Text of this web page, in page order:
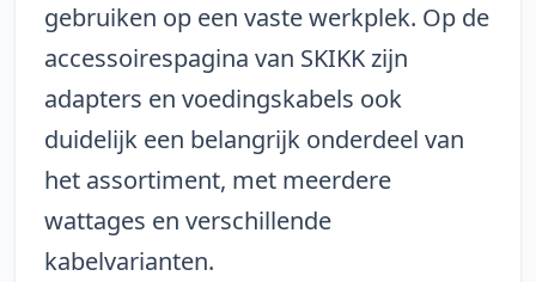
gebruiken op een vaste werkplek. Op de
accessoirespagina van SKIKK zijn
adapters en voedingskabels ook
duidelijk een belangrijk onderdeel van
het assortiment, met meerdere
wattages en verschillende
kabelvarianten.